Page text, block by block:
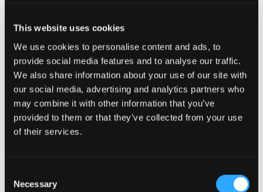
This website uses cookies
We use cookies to personalise content and ads, to
provide social media features and to analyse our traffic.
We also share information about your use of our site with
our social media, advertising and analytics partners who
may combine it with other information that you’ve
provided to them or that they’ve collected from your use
of their services.
Selection
Necessary
De maat lijkt
Perfect Te groot
MAATTABEL
KIES EEN MAAT
Gratis verzending vanaf €69